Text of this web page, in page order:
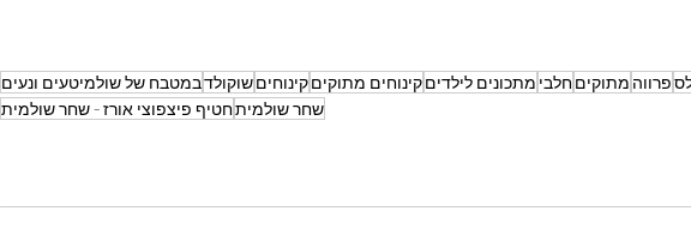
פרווה מתוקיםחלבי מתכונים לילדיםקינוחים מתוקיםקינוחיםשוקולדבמטבח של שולמיטעים ונעים
שחר שולמיתחטיף פיצפוצי אורז - שחר שולמית